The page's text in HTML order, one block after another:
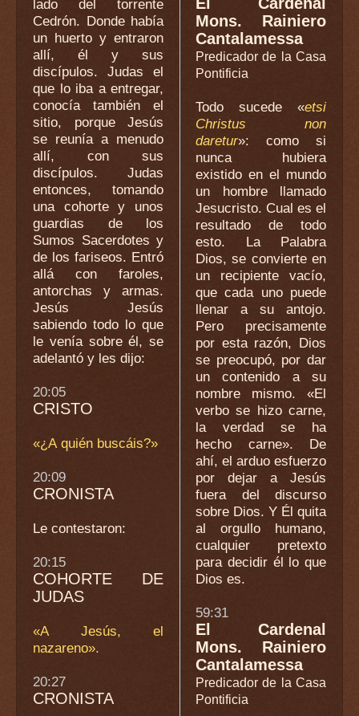
lado del torrente
Cedrón. Donde había
un huerto y entraron
allí, él y sus
discípulos. Judas el
que lo iba a entregar,
conocía también el
sitio, porque Jesús
se reunía a menudo
allí, con sus
discípulos. Judas
entonces, tomando
una cohorte y unos
guardias de los
Sumos Sacerdotes y
de los fariseos. Entró
allá con faroles,
antorchas y armas.
Jesús Jesús
sabiendo todo lo que
le venía sobre él, se
adelantó y les dijo:
20:05
CRISTO
«¿A quién buscáis?»
20:09
CRONISTA
Le contestaron:
20:15
COHORTE DE
JUDAS
«A Jesús, el
nazareno».
20:27
CRONISTA
Mons. Rainiero
Cantalamessa
Predicador de la Casa
Pontificia
Todo sucede «etsi
Christus non
daretur»: como si
nunca hubiera
existido en el mundo
un hombre llamado
Jesucristo. Cual es el
resultado de todo
esto. La Palabra
Dios, se convierte en
un recipiente vacío,
que cada uno puede
llenar a su antojo.
Pero precisamente
por esta razón, Dios
se preocupó, por dar
un contenido a su
nombre mismo. «El
verbo se hizo carne,
la verdad se ha
hecho carne». De
ahí, el arduo esfuerzo
por dejar a Jesús
fuera del discurso
sobre Dios. Y Él quita
al orgullo humano,
cualquier pretexto
para decidir él lo que
Dios es.
59:31
El Cardenal
Mons. Rainiero
Cantalamessa
Predicador de la Casa
Pontificia